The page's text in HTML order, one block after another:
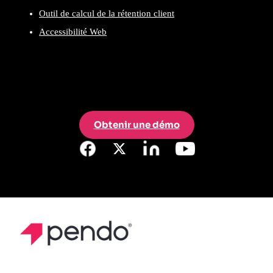
Outil de calcul de la rétention client
Accessibilité Web
Obtenir une démo